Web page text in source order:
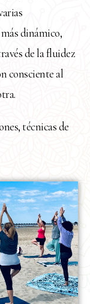
dinámico,
de la fluidez
consciente al
técnicas de